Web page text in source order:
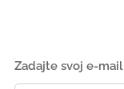
Zadajte svoj e-mail